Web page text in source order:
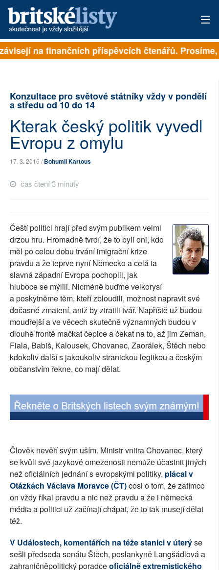
PŘIHLÁSIT
ARCHIV
ROZHOVORY
TÉMATA
NEJČTENĚJŠÍ ZA 7 DNÍ
AUTOŘI
SOCIÁLNÍ SÍTĚ
RUBRIKY
PLNÁ VERZE STRÁNEK
na finančních příspěvcích čtenářů. Prosíme,
Konzultace pro světové státníky vždy v pondělí
a středu od 10 do 14
Kterak český politik vyvedl
Evropu z omylu
17. 3. 2016 /Bohumil Kartous
čas čtení 3 minuty
Čeští politici hrají před svým publikem velmi
drzou hru. Hromadně tvrdí, že to byli oni, kdo
měl po celou dobu trvání imigrační krize
pravdu a že teprve nyní Německo a celá ta
slavná západní Evropa pochopili, jak
hluboce se mýlili. Nicméně buďme velkorysí
a poskytněme těm, kteří zbloudili, možnost napravit své
dočasné zmatení, aniž by ztratili tvář. Napříště už budou
moudřejší a ve věcech skutečně významných budou v
dlouhé frontě mačkat čepice a čekat na to, až jim Zeman,
Fiala, Babiš, Kalousek, Chovanec, Zaorálek, Štěch nebo
kdokoliv další s jakoukoliv stranickou legitkou a českým
občanstvím řekne, co mají dělat.
Člověk nevěří svým uším. Ministr vnitra Chovanec, který
se kvůli své jazykové omezenosti nemůže účastnit jiných
než oficiálních jednání s evropskými politiky, plácal v
Otázkách Václava Moravce (ČT)cosi o tom, že zatímco
on vždy říkal pravdu a nic než pravdu a že i německá
média a politici už začínají chápat, že to tak musejí dělat
též.
V Událostech, komentářích na téže stanici v úterýse
sešli předseda senátu Štěch, poslankyně Langšádlová a
zahraničněpolitický poradceoficiálně extremistického